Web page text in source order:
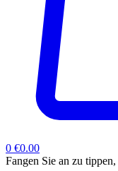
0 €0.00
Fangen Sie an zu